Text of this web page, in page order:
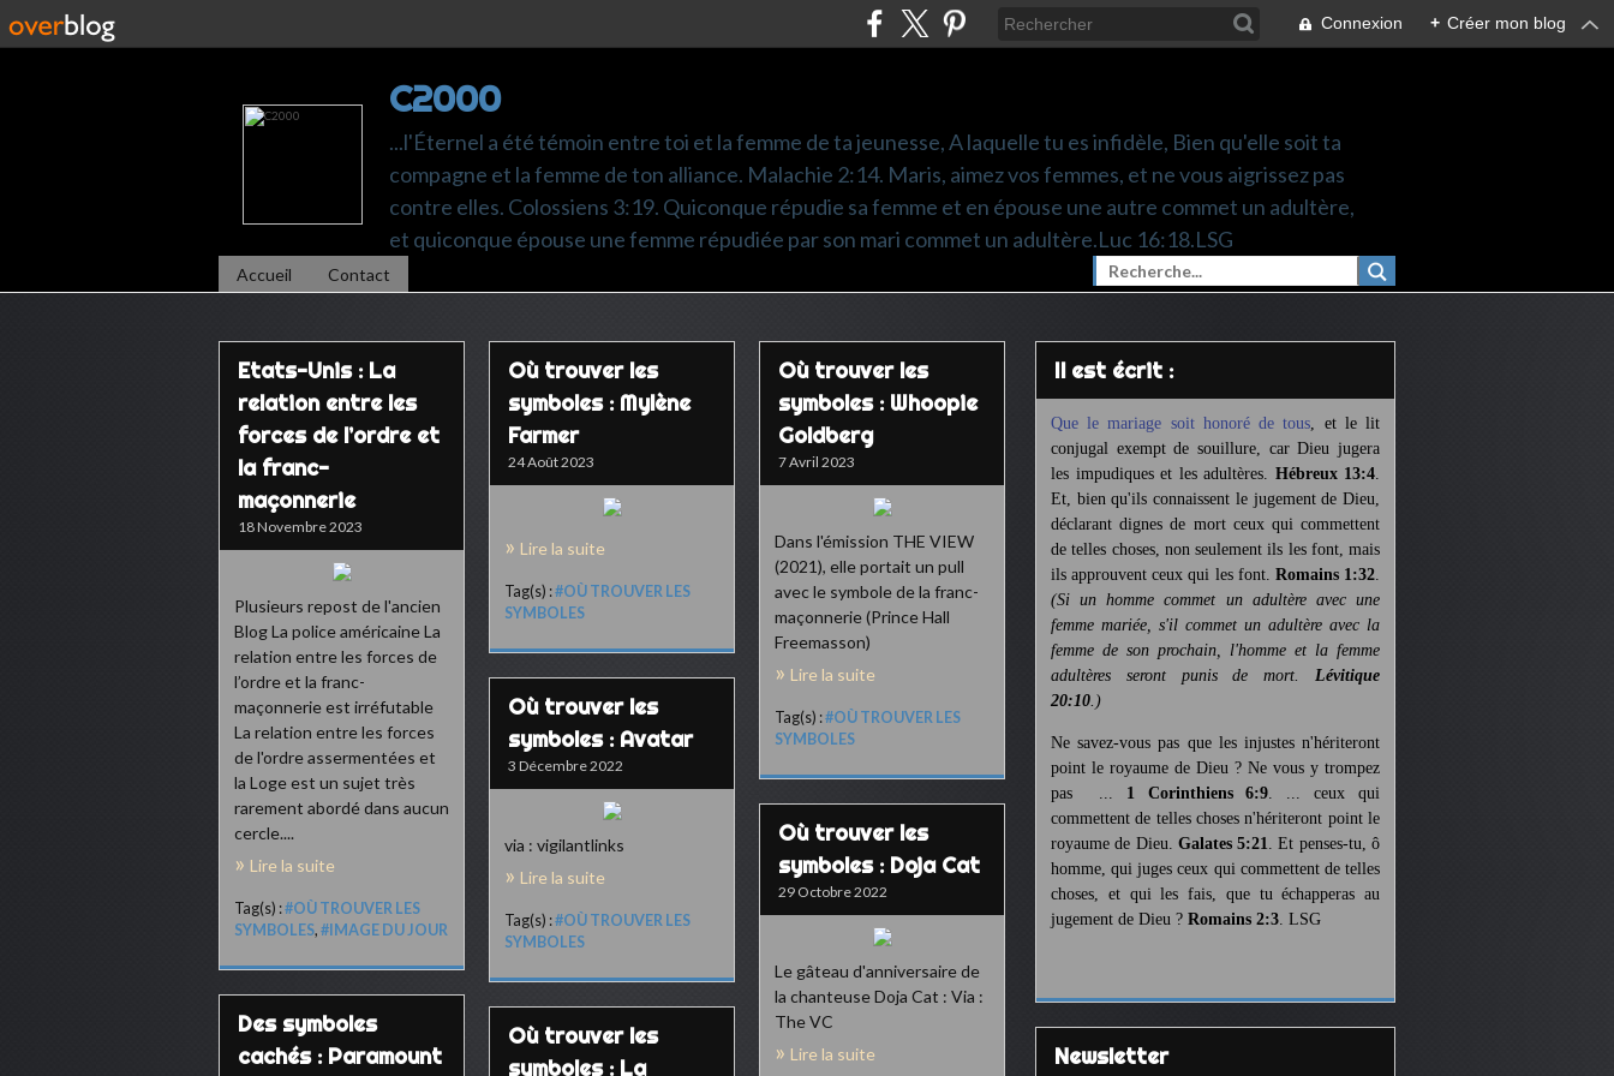
Connexion + Créer mon blog
C2000
...l'Éternel a été témoin entre toi et la femme de ta jeunesse, A laquelle tu es infidèle, Bien qu'elle soit ta
compagne et la femme de ton alliance. Malachie 2:14. Maris, aimez vos femmes, et ne vous aigrissez pas
contre elles. Colossiens 3:19. Quiconque répudie sa femme et en épouse une autre commet un adultère,
et quiconque épouse une femme répudiée par son mari commet un adultère.Luc 16:18.LSG
Accueil Contact
Etats-Unis : La
relation entre les
forces de l’ordre et
la franc-
maçonnerie
18 Novembre 2023
Plusieurs repost de l'ancien
Blog La police américaine La
relation entre les forces de
l’ordre et la franc-
maçonnerie est irréfutable
La relation entre les forces
de l'ordre assermentées et
la Loge est un sujet très
rarement abordé dans aucun
cercle....
Lire la suite
Tag(s) :#OÙ TROUVER LES
SYMBOLES, #IMAGE DU JOUR
Où trouver les
symboles : Mylène
Farmer
24 Août 2023
Lire la suite
Tag(s) :#OÙ TROUVER LES
SYMBOLES
Où trouver les
symboles : Whoopie
Goldberg
7 Avril 2023
Dans l'émission THE VIEW
(2021), elle portait un pull
avec le symbole de la franc-
maçonnerie (Prince Hall
Freemasson)
Lire la suite
Tag(s) :#OÙ TROUVER LES
SYMBOLES
Où trouver les
symboles : Avatar
3 Décembre 2022
via : vigilantlinks
Lire la suite
Tag(s) :#OÙ TROUVER LES
SYMBOLES
Où trouver les
symboles : Doja Cat
29 Octobre 2022
Le gâteau d'anniversaire de
la chanteuse Doja Cat : Via :
The VC
Lire la suite
Des symboles
cachés : Paramount
Où trouver les
symboles : La
Il est écrit :
Que le mariage soit honoré de tous, et le lit
conjugal exempt de souillure, car Dieu jugera
les impudiques et les adultères. Hébreux 13:4.
Et, bien qu'ils connaissent le jugement de Dieu,
déclarant dignes de mort ceux qui commettent
de telles choses, non seulement ils les font, mais
ils approuvent ceux qui les font. Romains 1:32.
(Si un homme commet un adultère avec une
femme mariée, s'il commet un adultère avec la
femme de son prochain, l'homme et la femme
adultères seront punis de mort. Lévitique
20:10.)
Ne savez-vous pas que les injustes n'hériteront
point le royaume de Dieu ? Ne vous y trompez
pas ... 1 Corinthiens 6:9. ... ceux qui
commettent de telles choses n'hériteront point le
royaume de Dieu. Galates 5:21. Et penses-tu, ô
homme, qui juges ceux qui commettent de telles
choses, et qui les fais, que tu échapperas au
jugement de Dieu ? Romains 2:3. LSG
Newsletter